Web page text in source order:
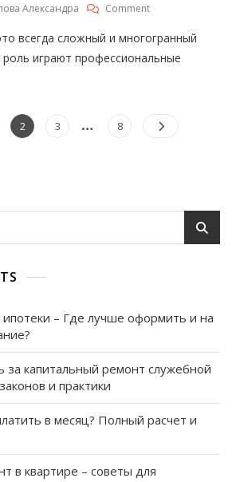
Александра CommentOn
Оплачивается
Работа
При
Ремонте
всегда сложный и многогранный
играют профессиональные
Posts
Page
2 Page
3 … Page
8
– Где лучше оформить и на
за капитальный ремонт служебной
и практики
в месяц? Полный расчет и
в квартире – советы для